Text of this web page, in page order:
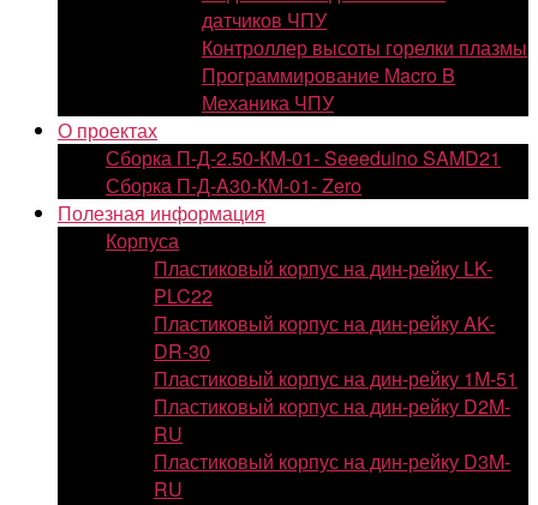
датчиков ЧПУ
Контроллер высоты горелки плазмы
Программирование Macro B
Механика ЧПУ
О проектах
Сборка П-Д-2.50-КМ-01- Seeeduino SAMD21
Сборка П-Д-A30-КМ-01- Zero
Полезная информация
Корпуса
Пластиковый корпус на дин-рейку LK-
PLC22
Пластиковый корпус на дин-рейку AK-
DR-30
Пластиковый корпус на дин-рейку 1М-51
Пластиковый корпус на дин-рейку D2M-
RU
Пластиковый корпус на дин-рейку D3M-
RU